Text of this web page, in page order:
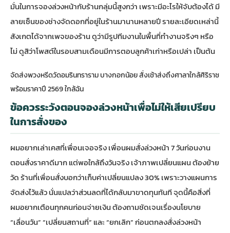
มั่นในการจองล่วงหน้ากับร้านกลุ่มนี้สูงกว่า เพราะมีอะไรให้จับต้องได้ มี
ลายเซ็นของช่างจัดดอกที่อยู่ในร้านมานานหลายปี รายละเอียดเหล่านี้
สังเกตได้จากเพจของร้าน ดูว่ามีรูปทีมงานในพื้นที่ทำงานจริงๆ หรือ
ไม่ ดูสิว่าโพสต์ในรอบสามเดือนมีการตอบลูกค้าเก่าหรือเปล่า เป็นต้น
จัดส่งพวงหรีดวัดอมรินทราราม บางกอกน้อย สั่งเช้าส่งถึงศาลาใกล้ศิริราช
พร้อมราคาปี 2569 ใกล้ฉัน
ข้อควรระวังตอนจองล่วงหน้าเพื่อไม่ให้เสียเปรียบ
ในการสั่งของ
ผมอยากเล่าเคสที่เพื่อนเจอจริง เพื่อนผมสั่งล่วงหน้า 7 วันก่อนงาน
ตอนสั่งราคาดีมาก แต่พอใกล้ถึงวันจริง เจ้าภาพเปลี่ยนแผน ต้องย้าย
วัด ร้านที่เพื่อนสั่งบอกว่าเก็บค่าเปลี่ยนแปลง 30% เพราะวางแผนการ
จัดส่งไว้แล้ว นั่นแปลว่าส่วนลดที่ได้กลับมาขาดทุนทันที จุดนี้คือสิ่งที่
ผมอยากเตือนทุกคนก่อนจ่ายเงิน ต้องถามชัดเจนเรื่องนโยบาย
“เลื่อนวัน” “เปลี่ยนสถานที่” และ “ยกเลิก” ก่อนตกลงสั่งล่วงหน้า